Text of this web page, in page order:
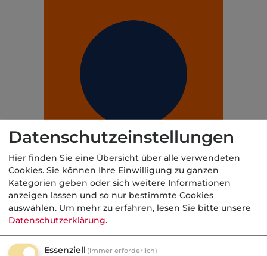
Datenschutzeinstellungen
Hier finden Sie eine Übersicht über alle verwendeten
Cookies. Sie können Ihre Einwilligung zu ganzen
Kategorien geben oder sich weitere Informationen
anzeigen lassen und so nur bestimmte Cookies
auswählen. Um mehr zu erfahren, lesen Sie bitte unsere
Datenschutzerklärung.
Essenziell (immer erforderlich)